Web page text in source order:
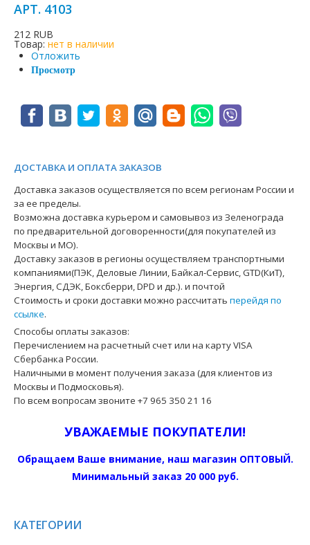
АРТ. 4103
212 RUB
Товар: нет в наличии
Отложить
Просмотр
ДОСТАВКА И ОПЛАТА ЗАКАЗОВ
Доставка заказов осуществляется по всем регионам России и
за ее пределы.
Возможна доставка курьером и самовывоз из Зеленограда
по предварительной договоренности(для покупателей из
Москвы и МО).
Доставку заказов в регионы осуществляем транспортными
компаниями(ПЭК, Деловые Линии, Байкал-Сервис, GTD(КиТ),
Энергия, СДЭК, Боксберри, DPD и др.). и почтой
Стоимость и сроки доставки можно рассчитать перейдя по
ссылке.
Способы оплаты заказов:
Перечислением на расчетный счет или на карту VISA
Сбербанка России.
Наличными в момент получения заказа (для клиентов из
Москвы и Подмосковья).
По всем вопросам звоните +7 965 350 21 16
УВАЖАЕМЫЕ ПОКУПАТЕЛИ!
Обращаем Ваше внимание, наш магазин ОПТОВЫЙ.
Минимальный заказ 20 000 руб.
КАТЕГОРИИ